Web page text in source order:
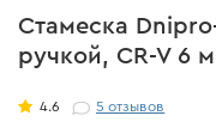
Стамеска
ручкой, CR-V 6
4.6 5отзывов